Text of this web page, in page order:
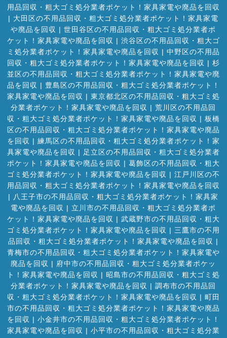
用品回収・粗大ゴミ処分業者ポケット！家具家電や廃品を回収
| 大田区の不用品回収・粗大ゴミ処分業者ポケット！家具家電
や廃品を回収 | 世田谷区の不用品回収・粗大ゴミ処分業者ポ
ケット！家具家電や廃品を回収 | 渋谷区の不用品回収・粗大ゴ
ミ処分業者ポケット！家具家電や廃品を回収 | 中野区の不用品
回収・粗大ゴミ処分業者ポケット！家具家電や廃品を回収 | 杉
並区の不用品回収・粗大ゴミ処分業者ポケット！家具家電や廃
品を回収 | 豊島区の不用品回収・粗大ゴミ処分業者ポケット！
家具家電や廃品を回収 | 東京都北区の不用品回収・粗大ゴミ処
分業者ポケット！家具家電や廃品を回収 | 荒川区の不用品回
収・粗大ゴミ処分業者ポケット！家具家電や廃品を回収 | 板橋
区の不用品回収・粗大ゴミ処分業者ポケット！家具家電や廃品
を回収 | 練馬区の不用品回収・粗大ゴミ処分業者ポケット！家
具家電や廃品を回収 | 足立区の不用品回収・粗大ゴミ処分業者
ポケット！家具家電や廃品を回収 | 葛飾区の不用品回収・粗大
ゴミ処分業者ポケット！家具家電や廃品を回収 | 江戸川区の不
用品回収・粗大ゴミ処分業者ポケット！家具家電や廃品を回収
| 八王子市の不用品回収・粗大ゴミ処分業者ポケット！家具家
電や廃品を回収 | 立川市の不用品回収・粗大ゴミ処分業者ポ
ケット！家具家電や廃品を回収 | 武蔵野市の不用品回収・粗大
ゴミ処分業者ポケット！家具家電や廃品を回収 | 三鷹市の不用
品回収・粗大ゴミ処分業者ポケット！家具家電や廃品を回収 |
青梅市の不用品回収・粗大ゴミ処分業者ポケット！家具家電や
廃品を回収 | 府中市の不用品回収・粗大ゴミ処分業者ポケッ
ト！家具家電や廃品を回収 | 昭島市の不用品回収・粗大ゴミ処
分業者ポケット！家具家電や廃品を回収 | 調布市の不用品回
収・粗大ゴミ処分業者ポケット！家具家電や廃品を回収 | 町田
市の不用品回収・粗大ゴミ処分業者ポケット！家具家電や廃品
を回収 | 小金井市の不用品回収・粗大ゴミ処分業者ポケット！
家具家電や廃品を回収 | 小平市の不用品回収・粗大ゴミ処分業